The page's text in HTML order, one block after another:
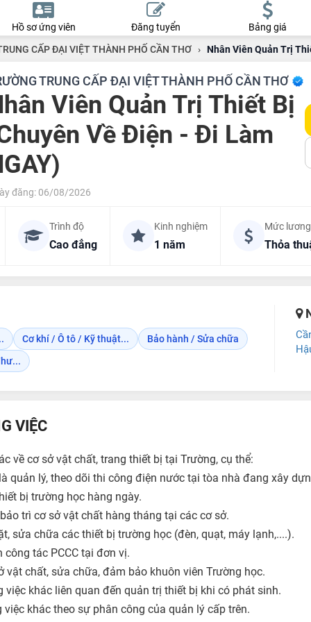
Hồ sơ ứng viên Đăng tuyển
Bảng giá
CẤP ĐẠI VIỆT THÀNH PHỐ CẦN THƠ
› Nhân Viên Quản Trị
TRUNG CẤP ĐẠI VIỆT THÀNH PHỐ CẦN THƠ
Viên Quản Trị Thiết Bị
Về Điện - Đi Làm
đăng: 06/08/2026
Trình độ
Cao đẳng
Kinh nghiệm
1 năm
Mức lương
Thỏa
Cơ khí / Ô tô / Kỹ thuật...
Bảo hành / Sửa chữa
VIỆC
về cơ sở vật chất, trang thiết bị tại Trường, cụ thể:
quản lý, theo dõi thi công điện nước tại tòa nhà đang xây
bị trường học hàng ngày.
trì cơ sở vật chất hàng tháng tại các cơ sở.
sửa chữa các thiết bị trường học (đèn, quạt, máy lạnh,....).
tác PCCC tại đơn vị.
vật chất, sửa chữa, đảm bảo khuôn viên Trường học.
việc khác liên quan đến quản trị thiết bị khi có phát sinh.
việc khác theo sự phân công của quản lý cấp trên.